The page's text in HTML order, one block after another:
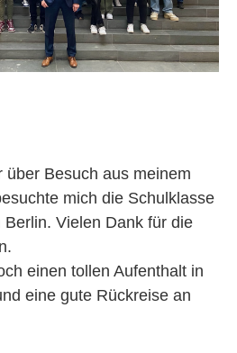
über Besuch aus meinem
mich die Schulklasse
Vielen Dank für die
einen tollen Aufenthalt in
eine gute Rückreise an